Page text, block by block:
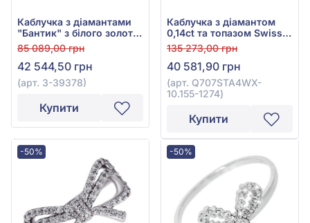
Каблучка з діамантами
"Бантик" з білого золота
750°, Діамант 0,07ct, арт.
3-39378
85 089,00 грн
42 544,50 грн
(арт. 3-39378)
Купити
Каблучка з діамантом
0,14ct та топазом Swiss
Blue 13,51ct із червоного
золота 585°, арт.
Q707STA4WX-10.155-1274
135 273,00 грн
40 581,90 грн
(арт. Q707STA4WX-
10.155-1274)
Купити
-50% -50%